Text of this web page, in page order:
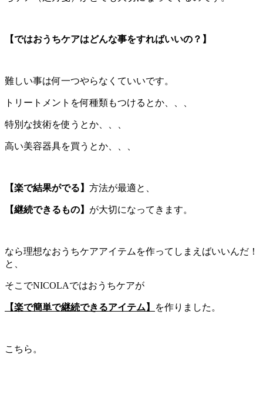
【ではおうちケアはどんな事をすればいいの？】
難しい事は何一つやらなくていいです。
トリートメントを何種類もつけるとか、、、
特別な技術を使うとか、、、
高い美容器具を買うとか、、、
【楽で結果がでる】 方法が最適と、
【継続できるもの】 が大切になってきます。
なら理想なおうちケアアイテムを作ってしまえばいいんだ！
と、
そこでNICOLAではおうちケアが
【楽で簡単で継続できるアイテム】 を作りました。
こちら。